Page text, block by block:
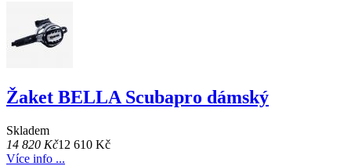
Žaket BELLA Scubapro dámský
Skladem
14 820 Kč12 610 Kč
Více info ...